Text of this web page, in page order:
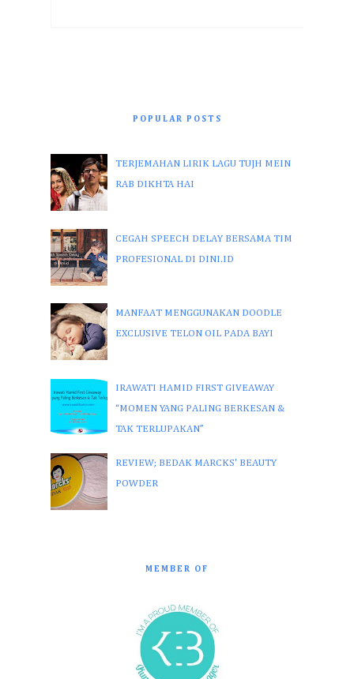
POPULAR POSTS
TERJEMAHAN LIRIK LAGU TUJH MEIN
RAB DIKHTA HAI
CEGAH SPEECH DELAY BERSAMA TIM
PROFESIONAL DI DINI.ID
MANFAAT MENGGUNAKAN DOODLE
EXCLUSIVE TELON OIL PADA BAYI
IRAWATI HAMID FIRST GIVEAWAY
“MOMEN YANG PALING BERKESAN &
TAK TERLUPAKAN”
REVIEW; BEDAK MARCKS' BEAUTY
POWDER
MEMBER OF